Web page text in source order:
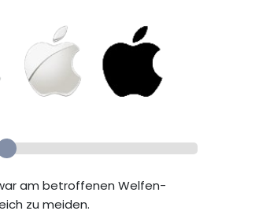
am betroffenen Welfen-
zu meiden.